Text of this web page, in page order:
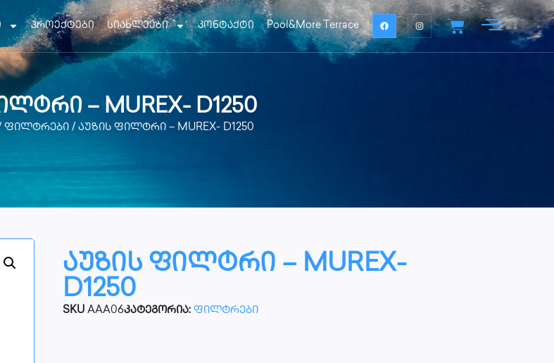
პროექტები სიახლეები კონტაქტი Pool&More Terrace
– MUREX- D1250
ფილტრები / აუზის ფილტრი – MUREX- D1250
აუზის ფილტრი – MUREX-
D1250
SKU AAA06კატეგორია: ფილტრები